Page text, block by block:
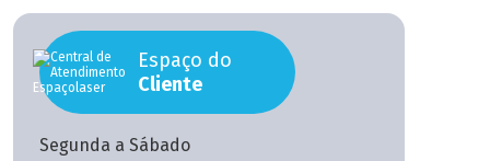
Espaço do
Cliente
Segunda a Sábado